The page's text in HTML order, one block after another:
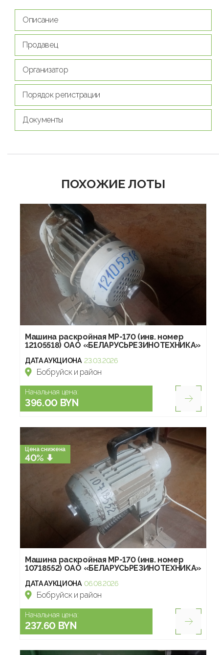
Описание
Продавец
Организатор
Порядок регистрации
Документы
ПОХОЖИЕ ЛОТЫ
Машина раскройная МР-170 (инв. номер
12105518) ОАО «БЕЛАРУСЬРЕЗИНОТЕХНИКА»
ДАТА АУКЦИОНА 23.03.2026
Бобруйск и район
Начальная цена:
396.00 BYN
Цена снижена
40%
Машина раскройная МР-170 (инв. номер
10718552) ОАО «БЕЛАРУСЬРЕЗИНОТЕХНИКА»
ДАТА АУКЦИОНА 06.08.2026
Бобруйск и район
Начальная цена:
237.60 BYN